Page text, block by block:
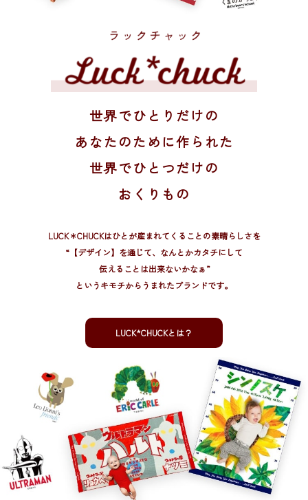
世界でひとりだけの
あなたのために作られた
世界でひとつだけの
おくりもの
LUCK＊CHUCKはひとが産まれてくることの素晴らしさを
“【デザイン】を通じて、 なんとかカタチにして
伝えることは出来ないかなぁ”
というキモチからうまれたブランドです。
LUCK*CHUCKとは？